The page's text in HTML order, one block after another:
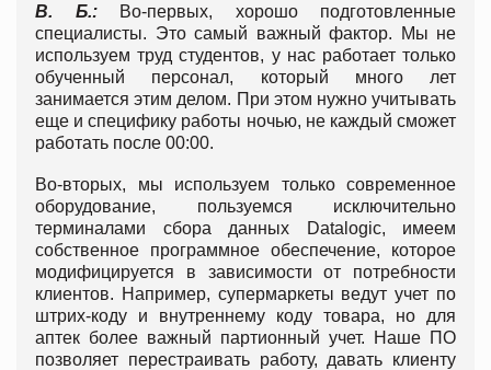
В. Б.:Во-первых, хорошо подготовленные
специалисты. Это самый важный фактор. Мы не
используем труд студентов, у нас работает только
обученный персонал, который много лет
занимается этим делом. При этом нужно учитывать
еще и специфику работы ночью, не каждый сможет
работать после 00:00.
Во-вторых, мы используем только современное
оборудование, пользуемся исключительно
терминалами сбора данных Datalogic, имеем
собственное программное обеспечение, которое
модифицируется в зависимости от потребности
клиентов. Например, супермаркеты ведут учет по
штрих-коду и внутреннему коду товара, но для
аптек более важный партионный учет. Наше ПО
позволяет перестраивать работу, давать клиенту